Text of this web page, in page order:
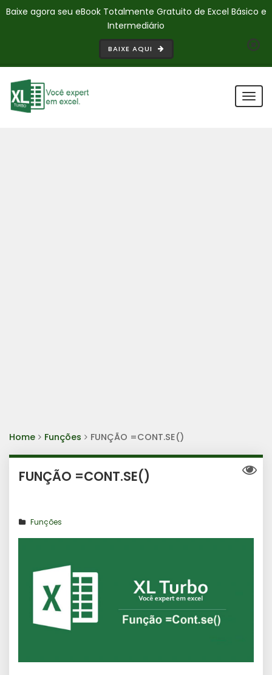
Baixe agora seu eBook Totalmente Gratuito de Excel Básico e
Intermediário
BAIXE AQUI
Home Funções FUNÇÃO =CONT.SE()
FUNÇÃO =CONT.SE()
Funções